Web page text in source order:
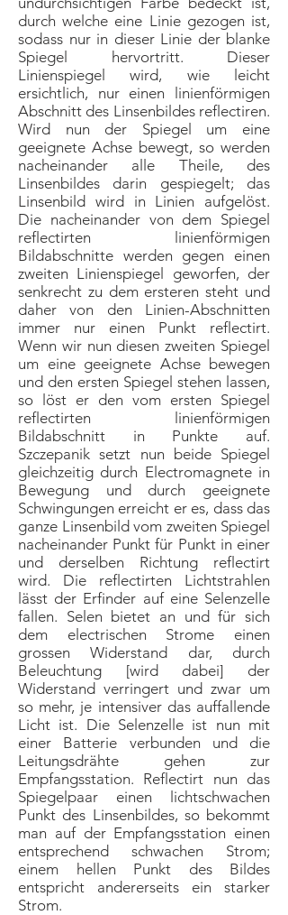
durch welche eine Linie gezogen ist,
sodass nur in dieser Linie der blanke
Spiegel hervortritt. Dieser
Linienspiegel wird, wie leicht
ersichtlich, nur einen linienförmigen
Abschnitt des Linsenbildes reflectiren.
Wird nun der Spiegel um eine
geeignete Achse bewegt, so werden
nacheinander alle Theile, des
Linsenbildes darin gespiegelt; das
Linsenbild wird in Linien aufgelöst.
Die nacheinander von dem Spiegel
reflectirten linienförmigen
Bildabschnitte werden gegen einen
zweiten Linienspiegel geworfen, der
senkrecht zu dem ersteren steht und
daher von den Linien-Abschnitten
immer nur einen Punkt reflectirt.
Wenn wir nun diesen zweiten Spiegel
um eine geeignete Achse bewegen
und den ersten Spiegel stehen lassen,
so löst er den vom ersten Spiegel
reflectirten linienförmigen
Bildabschnitt in Punkte auf.
Szczepanik setzt nun beide Spiegel
gleichzeitig durch Electromagnete in
Bewegung und durch geeignete
Schwingungen erreicht er es, dass das
ganze Linsenbild vom zweiten Spiegel
nacheinander Punkt für Punkt in einer
und derselben Richtung reflectirt
wird. Die reflectirten Lichtstrahlen
lässt der Erfinder auf eine Selenzelle
fallen. Selen bietet an und für sich
dem electrischen Strome einen
grossen Widerstand dar, durch
Beleuchtung [wird dabei] der
Widerstand verringert und zwar um
so mehr, je intensiver das auffallende
Licht ist. Die Selenzelle ist nun mit
einer Batterie verbunden und die
Leitungsdrähte gehen zur
Empfangsstation. Reflectirt nun das
Spiegelpaar einen lichtschwachen
Punkt des Linsenbildes, so bekommt
man auf der Empfangsstation einen
entsprechend schwachen Strom;
einem hellen Punkt des Bildes
entspricht andererseits ein starker
Strom.